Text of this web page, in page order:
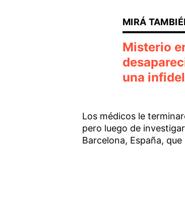
Misterio
una
Los médicos le
pero luego de
Barcelona, España,